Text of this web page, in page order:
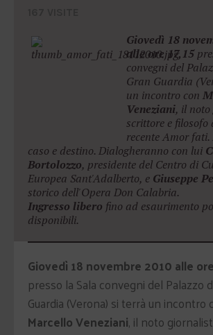
Giovedì 18
alle ore 17,15
convegni del
Gran Guardia
un incontro con
Veneziani, il
scrittore e filosofo
recenteAmor
caso e destino. Dialogheranno con lui
Bortolozzo, presidente del Centro di
Europea Sant'Adalberto, e Giuseppe
storico dell'Opera Don Calabria.
Ingresso libero fino ad esaurimento
disponibili.
Giovedì 18 novembre 2010 alle
presso la Sala convegni del Palazzo
Guardia (Verona) si terrà un incontro
Marcello Veneziani, il noto